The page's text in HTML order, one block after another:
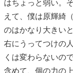
はちょっと弱い。
えて、僕は原輝綺
のはかなり大きい
右にうってつけの
くは変わらないの
含めて、個の力の